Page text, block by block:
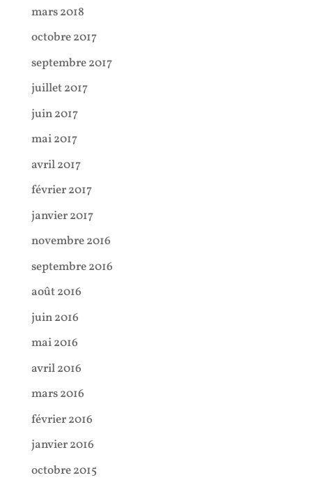
mars 2018
octobre 2017
septembre 2017
juillet 2017
juin 2017
mai 2017
avril 2017
février 2017
janvier 2017
novembre 2016
septembre 2016
août 2016
juin 2016
mai 2016
avril 2016
mars 2016
février 2016
janvier 2016
octobre 2015